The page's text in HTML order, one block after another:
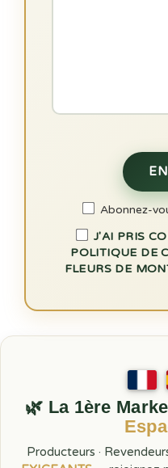
Abonnez-
J'AI PRIS
POLITIQUE DE
FLEURS DE
🌿 La 1ère
Producteurs ·